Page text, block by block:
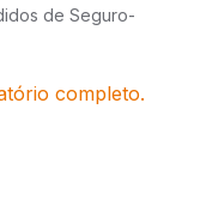
de Seguro-
completo.